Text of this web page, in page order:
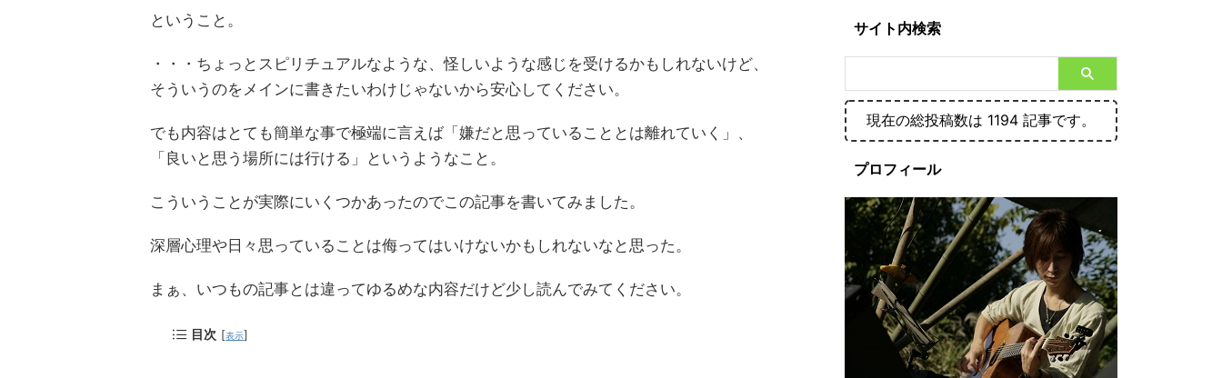
ということ。
・・・ちょっとスピリチュアルなような、怪しいような感じを受けるかもしれないけど、
そういうのをメインに書きたいわけじゃないから安心してください。
でも内容はとても簡単な事で極端に言えば「嫌だと思っていることとは離れていく」、
「良いと思う場所には行ける」というようなこと。
こういうことが実際にいくつかあったのでこの記事を書いてみました。
深層心理や日々思っていることは侮ってはいけないかもしれないなと思った。
まぁ、いつもの記事とは違ってゆるめな内容だけど少し読んでみてください。
目次 [表示]
サイト内検索
現在の総投稿数は 1194 記事です。
プロフィール